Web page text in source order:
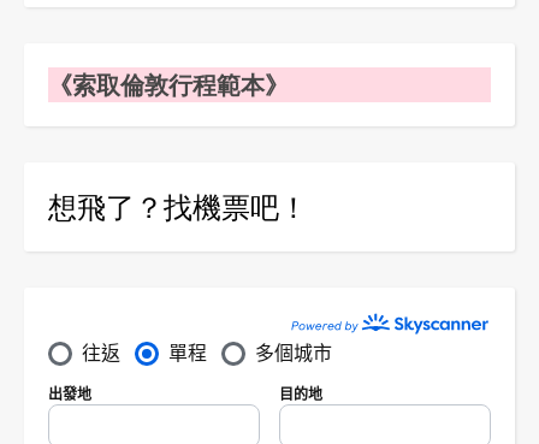
《索取倫敦行程範本》
想飛了？找機票吧！